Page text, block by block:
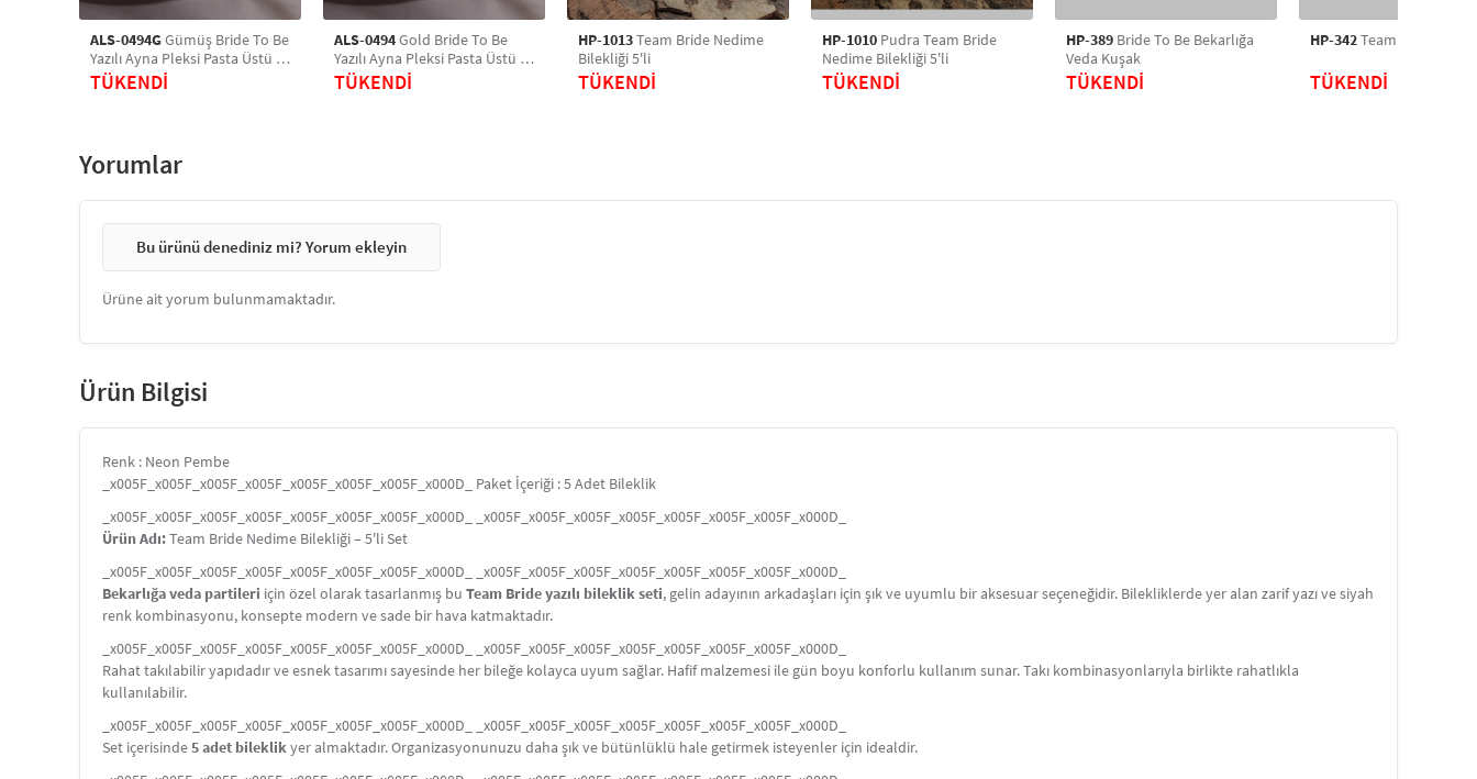
ALS-0494GGümüş Bride To Be
Yazılı Ayna Pleksi Pasta Üstü &
Bekarlığa Veda Partisi & Pleksi
Pasta Süsü
TÜKENDİ
ALS-0494Gold Bride To Be
Yazılı Ayna Pleksi Pasta Üstü &
Bekarlığa Veda Partisi & Pleksi
Pasta Süsü
TÜKENDİ
HP-1013Team Bride Nedime
Bilekliği 5'li
TÜKENDİ
HP-1010 Pudra Team Bride
Nedime Bilekliği 5'li
TÜKENDİ
HP-389 Bride To Be Bekarlığa
Veda Kuşak
TÜKENDİ
HP-342Team Bride
TÜKENDİ
Yorumlar
Bu ürünü denediniz mi? Yorum ekleyin
Ürüne ait yorum bulunmamaktadır.
Ürün Bilgisi
Renk : Neon Pembe
_x005F_x005F_x005F_x005F_x005F_x005F_x005F_x000D_ Paket İçeriği : 5 Adet Bileklik
_x005F_x005F_x005F_x005F_x005F_x005F_x005F_x000D_ _x005F_x005F_x005F_x005F_x005F_x005F_x005F_x000D_
Ürün Adı:Team Bride Nedime Bilekliği – 5'li Set
_x005F_x005F_x005F_x005F_x005F_x005F_x005F_x000D_ _x005F_x005F_x005F_x005F_x005F_x005F_x005F_x000D_
Bekarlığa veda partileri için özel olarak tasarlanmış bu Team Bride yazılı bileklik seti, gelin adayının arkadaşları için şık ve uyumlu bir aksesuar seçeneğidir. Bilekliklerde yer alan zarif yazı ve siyah
renk kombinasyonu, konsepte modern ve sade bir hava katmaktadır.
_x005F_x005F_x005F_x005F_x005F_x005F_x005F_x000D_ _x005F_x005F_x005F_x005F_x005F_x005F_x005F_x000D_
Rahat takılabilir yapıdadır ve esnek tasarımı sayesinde her bileğe kolayca uyum sağlar. Hafif malzemesi ile gün boyu konforlu kullanım sunar. Takı kombinasyonlarıyla birlikte rahatlıkla
kullanılabilir.
_x005F_x005F_x005F_x005F_x005F_x005F_x005F_x000D_ _x005F_x005F_x005F_x005F_x005F_x005F_x005F_x000D_
Set içerisinde5 adet bileklikyer almaktadır. Organizasyonunuzu daha şık ve bütünlüklü hale getirmek isteyenler için idealdir.